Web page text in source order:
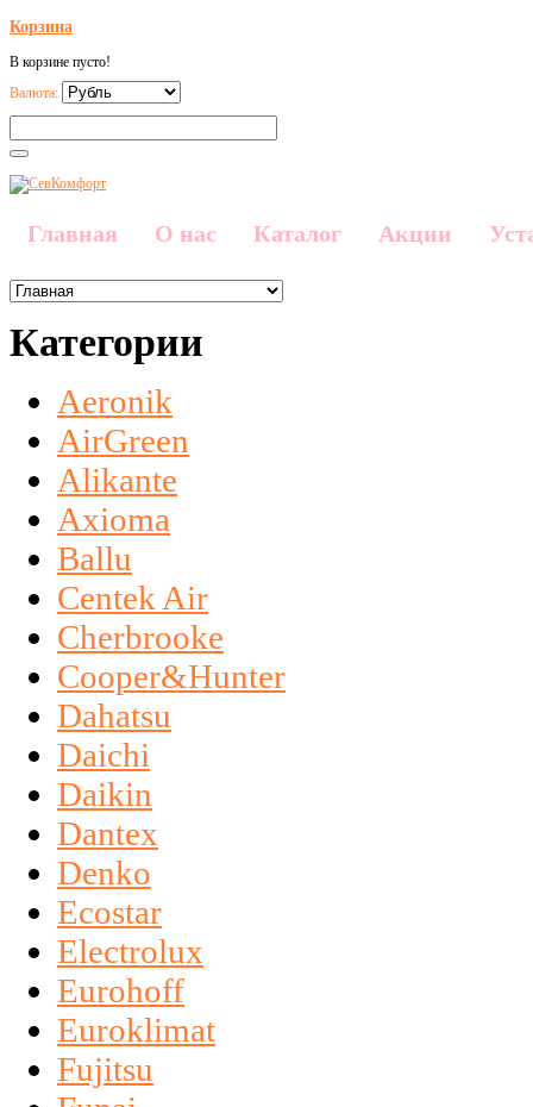
Корзина
В корзине пусто!
Валюта:
Главная О нас Каталог Акции
Категории
Aeronik
AirGreen
Alikante
Axioma
Ballu
Centek Air
Cherbrooke
Cooper&Hunter
Dahatsu
Daichi
Daikin
Dantex
Denko
Ecostar
Electrolux
Eurohoff
Euroklimat
Fujitsu